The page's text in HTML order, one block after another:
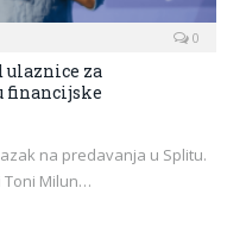
0
ulaznice za
financijske
na predavanja u Splitu.
Toni Milun…